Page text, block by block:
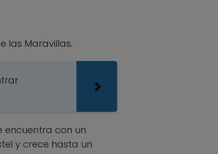
las Maravillas.
encuentra con un
y crece hasta un